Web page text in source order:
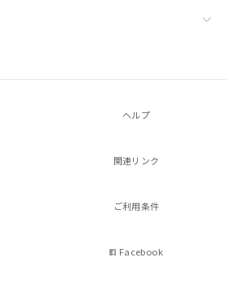
ヘルプ
関連リンク
ご利用条件
Facebook